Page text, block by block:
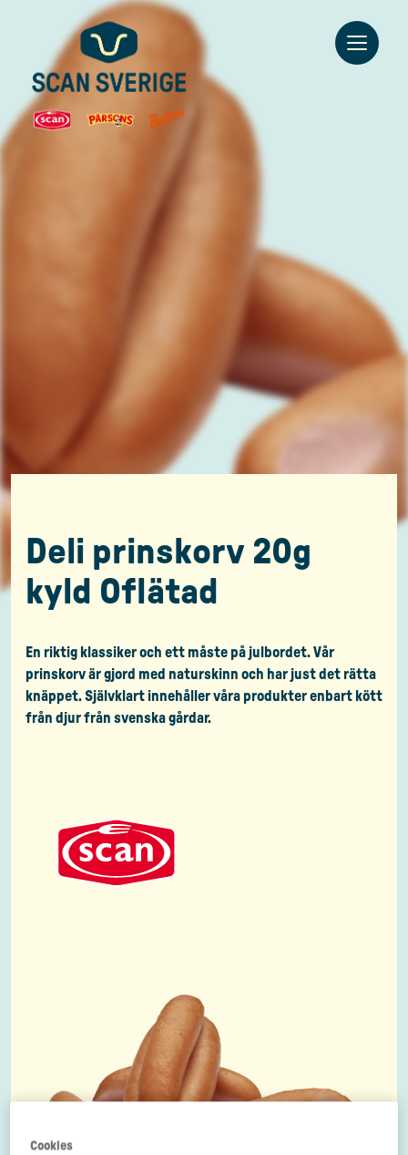
Deli prinskorv 20g
kyld Oflätad
En riktig klassiker och ett måste på julbordet. Vår
prinskorv är gjord med naturskinn och har just det rätta
knäppet. Självklart innehåller våra produkter enbart kött
från djur från svenska gårdar.
Cookies